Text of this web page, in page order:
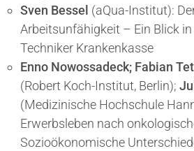
Sven Bessel (aQua-Institut):
Arbeitsunfähigkeit – Ein Blick in
Techniker Krankenkasse
Enno Nowossadeck; Fabian
(Robert Koch-Institut, Berlin);
(Medizinische Hochschule
Erwerbsleben nach
Sozioökonomische